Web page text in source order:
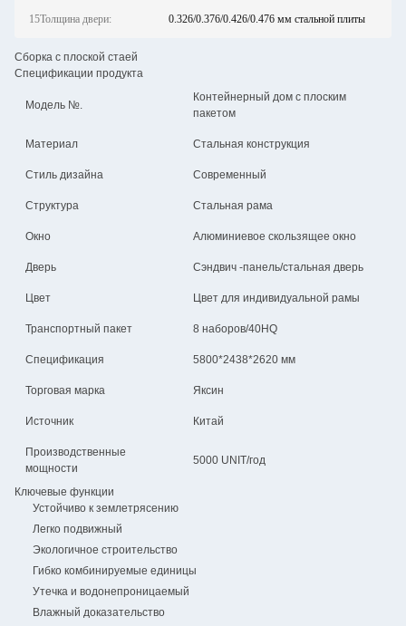
15Толщина двери: 0.326/0.376/0.426/0.476 мм стальной плиты
Сборка с плоской стаей
Спецификации продукта
Модель №.
Контейнерный дом с плоским
пакетом
Материал Стальная конструкция
Стиль дизайна Современный
Структура Стальная рама
Окно Алюминиевое скользящее окно
Дверь Сэндвич -панель/стальная дверь
Цвет Цвет для индивидуальной рамы
Транспортный пакет 8 наборов/40HQ
Спецификация 5800*2438*2620 мм
Торговая марка Яксин
Источник Китай
Производственные
мощности
5000 UNIT/год
Ключевые функции
Устойчиво к землетрясению
Легко подвижный
Экологичное строительство
Гибко комбинируемые единицы
Утечка и водонепроницаемый
Влажный доказательство